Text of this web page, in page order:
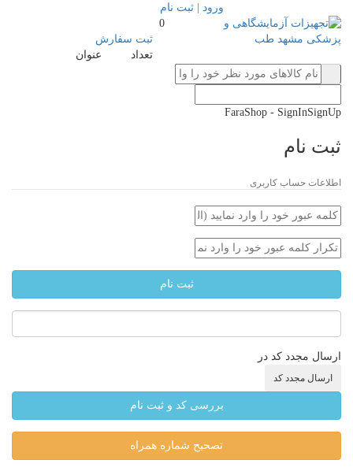
ورود | ثبت نام
0
ثبت سفارش
تعداد
عنوان
FaraShop - SignInSignUp
ثبت نام
اطلاعات حساب کاربری
ارسال مجدد کد در
ارسال مجدد کد
بررسی کد و ثبت نام
تصحیح شماره همراه